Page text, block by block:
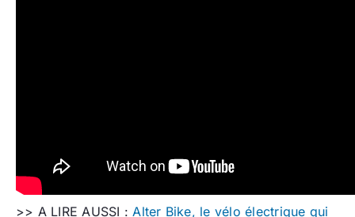
>> A LIRE AUSSI :Alter Bike, le vélo électrique qui